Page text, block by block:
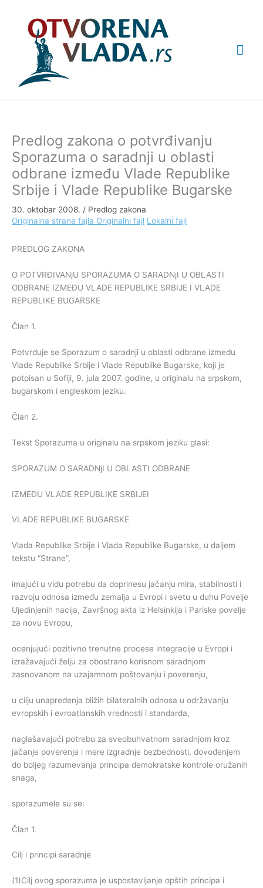
Predlog zakona o potvrđivanju
Sporazuma o saradnji u oblasti
odbrane između Vlade Republike
Srbije i Vlade Republike Bugarske
30. oktobar 2008. / Predlog zakona
Originalna strana fajla Originalni fajl Lokalni fajl
PREDLOG ZAKONA
O POTVRĐIVANjU SPORAZUMA O SARADNjI U OBLASTI
ODBRANE IZMEĐU VLADE REPUBLIKE SRBIJE I VLADE
REPUBLIKE BUGARSKE
Član 1.
Potvrđuje se Sporazum o saradnji u oblasti odbrane između
Vlade Republike Srbije i Vlade Republike Bugarske, koji je
potpisan u Sofiji, 9. jula 2007. godine, u originalu na srpskom,
bugarskom i engleskom jeziku.
Član 2.
Tekst Sporazuma u originalu na srpskom jeziku glasi:
SPORAZUM O SARADNjI U OBLASTI ODBRANE
IZMEĐU VLADE REPUBLIKE SRBIJEI
VLADE REPUBLIKE BUGARSKE
Vlada Republike Srbije i Vlada Republike Bugarske, u daljem
tekstu “Strane”,
imajući u vidu potrebu da doprinesu jačanju mira, stabilnosti i
razvoju odnosa između zemalja u Evropi i svetu u duhu Povelje
Ujedinjenih nacija, Završnog akta iz Helsinkija i Pariske povelje
za novu Evropu,
ocenjujući pozitivno trenutne procese integracije u Evropi i
izražavajući želju za obostrano korisnom saradnjom
zasnovanom na uzajamnom poštovanju i poverenju,
u cilju unapređenja bližih bilateralnih odnosa u održavanju
evropskih i evroatlanskih vrednosti i standarda,
naglašavajući potrebu za sveobuhvatnom saradnjom kroz
jačanje poverenja i mere izgradnje bezbednosti, dovođenjem
do boljeg razumevanja principa demokratske kontrole oružanih
snaga,
sporazumele su se:
Član 1.
Cilj i principi saradnje
(1)Cilj ovog sporazuma je uspostavljanje opštih principa i